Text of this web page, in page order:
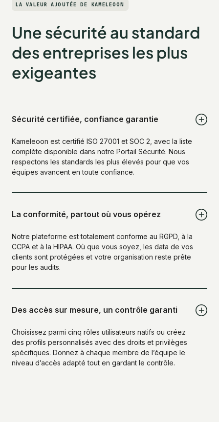
LA VALEUR AJOUTÉE DE KAMELEOON
Une sécurité au standard
des entreprises les plus
exigeantes
Sécurité certifiée, confiance garantie
Kameleoon est certifié ISO 27001 et SOC 2, avec la liste
complète disponible dans notre Portail Sécurité. Nous
respectons les standards les plus élevés pour que vos
équipes avancent en toute confiance.
La conformité, partout où vous opérez
Notre plateforme est totalement conforme au RGPD, à la
CCPA et à la HIPAA. Où que vous soyez, les data de vos
clients sont protégées et votre organisation reste prête
pour les audits.
Des accès sur mesure, un contrôle garanti
Choisissez parmi cinq rôles utilisateurs natifs ou créez
des profils personnalisés avec des droits et privilèges
spécifiques. Donnez à chaque membre de l’équipe le
niveau d’accès adapté tout en gardant le contrôle.